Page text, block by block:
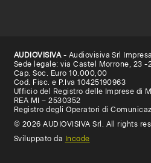
AUDIOVISIVA- Audiovisiva Srl
Sede legale: via Castel Morrone, 23 -
Cap. Soc. Euro 10.000,00
Cod. Fisc. e P.Iva 10425190963
Ufficio del Registro delle Imprese di
REA MI – 2530352
Registro degli Operatori di
© 2026 AUDIOVISIVA Srl. All rights
Sviluppato da Incode